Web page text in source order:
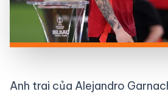
Anh trai của Alejandro